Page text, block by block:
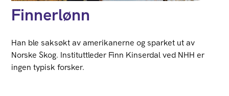
Finnerlønn
Han ble saksøkt av amerikanerne og sparket ut av
Norske Skog. Instituttleder Finn Kinserdal ved NHH er
ingen typisk forsker.